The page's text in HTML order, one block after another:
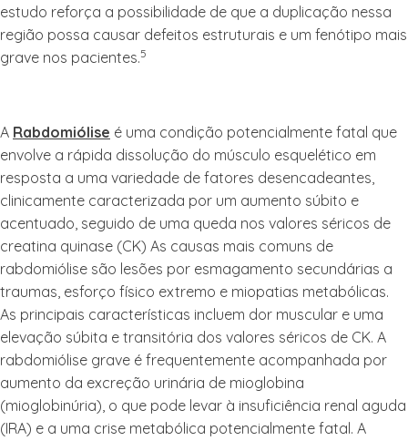
estudo reforça a possibilidade de que a duplicação nessa
região possa causar defeitos estruturais e um fenótipo mais
grave nos pacientes.5
A Rabdomiólise é uma condição potencialmente fatal que
envolve a rápida dissolução do músculo esquelético em
resposta a uma variedade de fatores desencadeantes,
clinicamente caracterizada por um aumento súbito e
acentuado, seguido de uma queda nos valores séricos de
creatina quinase (CK) As causas mais comuns de
rabdomiólise são lesões por esmagamento secundárias a
traumas, esforço físico extremo e miopatias metabólicas.
As principais características incluem dor muscular e uma
elevação súbita e transitória dos valores séricos de CK. A
rabdomiólise grave é frequentemente acompanhada por
aumento da excreção urinária de mioglobina
(mioglobinúria), o que pode levar à insuficiência renal aguda
(IRA) e a uma crise metabólica potencialmente fatal. A